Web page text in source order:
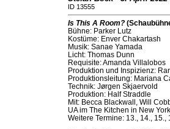
ID 13555
Is This A Room?
Bühne: Parker Lutz
Kostüme: Enver Chakartash
Musik: Sanae Yamada
Licht: Thomas Dunn
Requisite: Amanda Villalobos
Produktion und Inspizienz:
Produktionsleitung: Mariana
Technik: Jørgen Skjaervold
Produktion: Half Straddle
Mit: Becca Blackwall, Will
UA im The Kitchen in New
Weitere Termine: 13., 14.,